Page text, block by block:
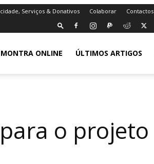
Serviços & Donativos Colaborar Contactos
MONTRA ONLINE ÚLTIMOS ARTIGOS
o projeto